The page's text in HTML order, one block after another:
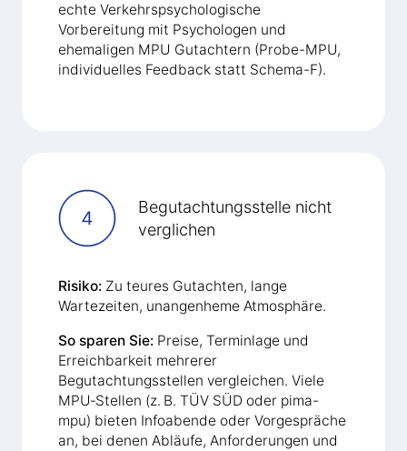
echte Verkehrspsychologische
Vorbereitung mit Psychologen und
ehemaligen MPU Gutachtern (Probe-MPU,
individuelles Feedback statt Schema-F).
Begutachtungsstelle nicht
verglichen
Risiko: Zu teures Gutachten, lange
Wartezeiten, unangenheme Atmosphäre.
So sparen Sie: Preise, Terminlage und
Erreichbarkeit mehrerer
Begutachtungsstellen vergleichen. Viele
MPU‑Stellen (z. B. TÜV SÜD oder pima-
mpu) bieten Infoabende oder Vorgespräche
an, bei denen Abläufe, Anforderungen und